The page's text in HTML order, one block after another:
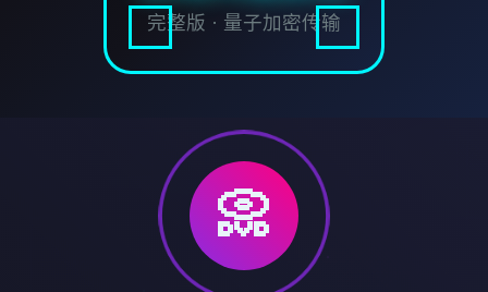
完整版 · 量子加密传输
📀